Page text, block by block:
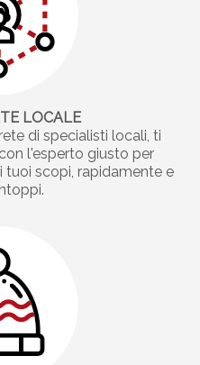
LOCALE
di specialisti locali, ti
l'esperto giusto per
tuoi scopi, rapidamente e